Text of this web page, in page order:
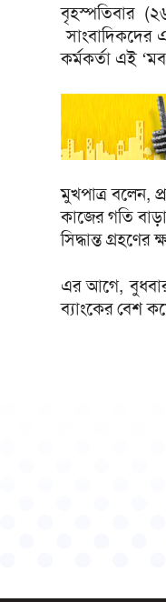
বৃহস্পতিবার
সাংবাদিকদের
কর্মকর্তা এই
মুখপাত্র বলেন,
কাজের গতি
সিদ্ধান্ত
এর আগে,
ব্যাংকের বেশ